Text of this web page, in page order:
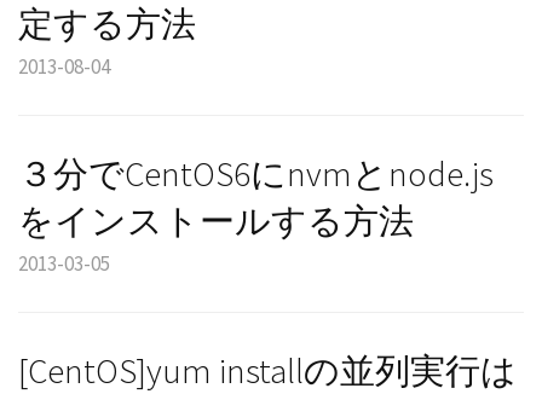
定する方法
2013-08-04
３分でCentOS6にnvmとnode.js
をインストールする方法
2013-03-05
[CentOS]yum installの並列実行は